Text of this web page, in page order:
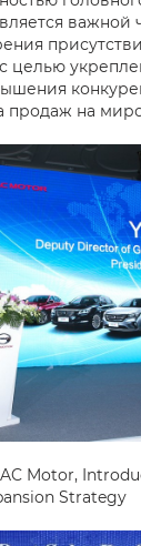
важной
целью
продаж на
Motor,
Strategy